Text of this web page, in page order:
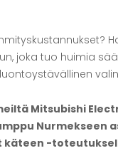
joka tuo huimia
Mitsubishi
Nurmekseen
käteen -